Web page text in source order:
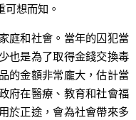
想而知。
和社會。當年的囚犯當
也是為了取得金錢交換毒
的金額非常龐大，估計當
府在醫療、教育和社會福
於正途，會為社會帶來多